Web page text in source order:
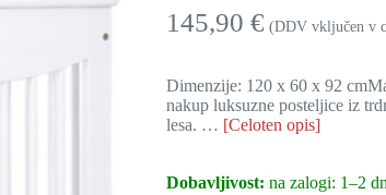
145,90€ (DDV vključen v
Dimenzije: 120 x 60 x 92
nakup luksuzne posteljice iz
lesa. … [Celoten opis]
Dobavljivost: na zalogi: 1–2